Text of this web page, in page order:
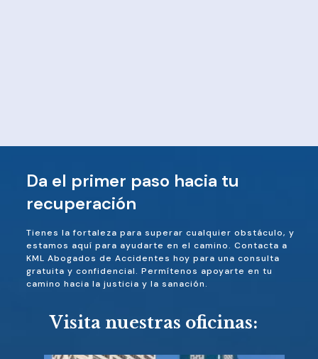
Da el primer paso hacia tu
recuperación
Tienes la fortaleza para superar cualquier obstáculo, y
estamos aquí para ayudarte en el camino. Contacta a
KML Abogados de Accidentes hoy para una consulta
gratuita y confidencial. Permítenos apoyarte en tu
camino hacia la justicia y la sanación.
Visita nuestras oficinas: